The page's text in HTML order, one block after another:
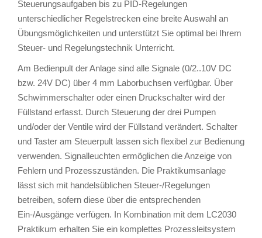
Steuerungsaufgaben bis zu PID-Regelungen
unterschiedlicher Regelstrecken eine breite Auswahl an
Übungsmöglichkeiten und unterstützt Sie optimal bei Ihrem
Steuer- und Regelungstechnik Unterricht.
Am Bedienpult der Anlage sind alle Signale (0/2..10V DC
bzw. 24V DC) über 4 mm Laborbuchsen verfügbar. Über
Schwimmerschalter oder einen Druckschalter wird der
Füllstand erfasst. Durch Steuerung der drei Pumpen
und/oder der Ventile wird der Füllstand verändert. Schalter
und Taster am Steuerpult lassen sich flexibel zur Bedienung
verwenden. Signalleuchten ermöglichen die Anzeige von
Fehlern und Prozesszuständen. Die Praktikumsanlage
lässt sich mit handelsüblichen Steuer-/Regelungen
betreiben, sofern diese über die entsprechenden
Ein-/Ausgänge verfügen. In Kombination mit dem LC2030
Praktikum erhalten Sie ein komplettes Prozessleitsystem